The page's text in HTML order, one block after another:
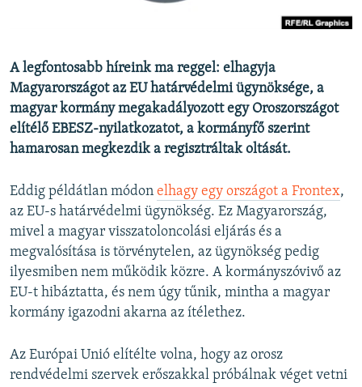
Valamennyi RFE/RL weboldal
A legfontosabb híreink ma reggel: elhagyja
Magyarországot az EU határvédelmi ügynöksége, a
magyar kormány megakadályozott egy Oroszországot
elítélő EBESZ-nyilatkozatot, a kormányfő szerint
hamarosan megkezdik a regisztráltak oltását.
Eddig példátlan módon elhagy egy országot a Frontex,
az EU-s határvédelmi ügynökség. Ez Magyarország,
mivel a magyar visszatoloncolási eljárás és a
megvalósítása is törvénytelen, az ügynökség pedig
ilyesmiben nem működik közre. A kormányszóvivő az
EU-t hibáztatta, és nem úgy tűnik, mintha a magyar
kormány igazodni akarna az ítélethez.
Az Európai Unió elítélte volna, hogy az orosz
rendvédelmi szervek erőszakkal próbálnak véget vetni